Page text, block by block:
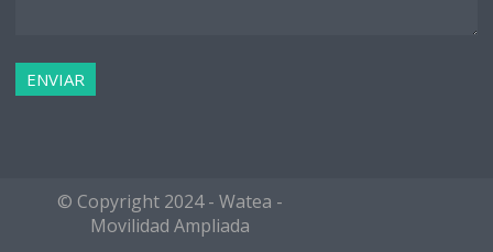
© Copyright 2024 - Watea -
Movilidad Ampliada